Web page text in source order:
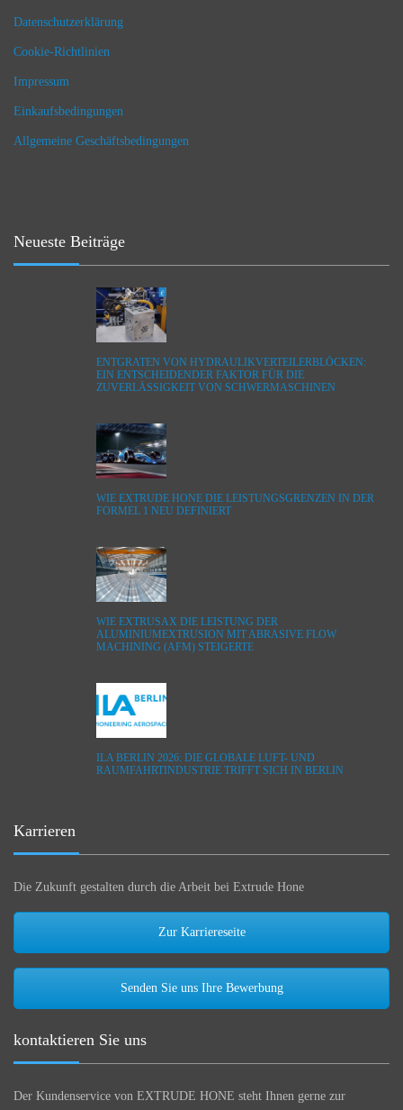
Datenschutzerklärung
Cookie-Richtlinien
Impressum
Einkaufsbedingungen
Allgemeine Geschäftsbedingungen
Neueste Beiträge
ENTGRATEN VON HYDRAULIKVERTEILERBLÖCKEN:
EIN ENTSCHEIDENDER FAKTOR FÜR DIE
ZUVERLÄSSIGKEIT VON SCHWERMASCHINEN
WIE EXTRUDE HONE DIE LEISTUNGSGRENZEN IN DER
FORMEL 1 NEU DEFINIERT
WIE EXTRUSAX DIE LEISTUNG DER
ALUMINIUMEXTRUSION MIT ABRASIVE FLOW
MACHINING (AFM) STEIGERTE
ILA BERLIN 2026: DIE GLOBALE LUFT- UND
RAUMFAHRTINDUSTRIE TRIFFT SICH IN BERLIN
Karrieren
Die Zukunft gestalten durch die Arbeit bei Extrude Hone
Zur Karriereseite
Senden Sie uns Ihre Bewerbung
kontaktieren Sie uns
Der Kundenservice von EXTRUDE HONE steht Ihnen gerne zur